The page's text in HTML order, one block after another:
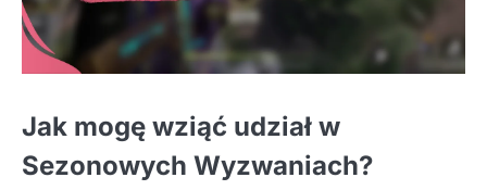
Jak mogę wziąć udział w
Sezonowych Wyzwaniach?